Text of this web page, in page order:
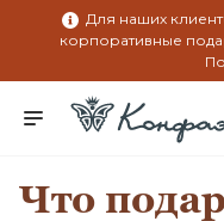
Для наших
корпоративные
Что